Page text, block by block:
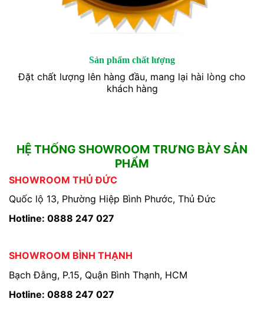
Sản phẩm chất lượng
Đặt chất lượng lên hàng đầu, mang lại hài lòng cho
khách hàng
HỆ THỐNG SHOWROOM TRƯNG BÀY SẢN
PHẨM
SHOWROOM THỦ ĐỨC
Quốc lộ 13, Phường Hiệp Bình Phước, Thủ Đức
Hotline: 0888 247 027
SHOWROOM BÌNH THẠNH
Bạch Đằng, P.15, Quận Bình Thạnh, HCM
Hotline: 0888 247 027